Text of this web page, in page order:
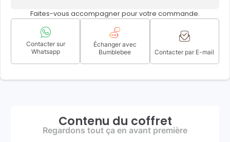
Faites-vous accompagner pour votre commande.
Contacter sur
Whatsapp
Échanger avec
Bumblebee
Contacter par E-mail
Contenu du coffret
Regardons tout ça en avant première